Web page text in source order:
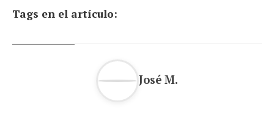
Tags en el artículo:
José M.